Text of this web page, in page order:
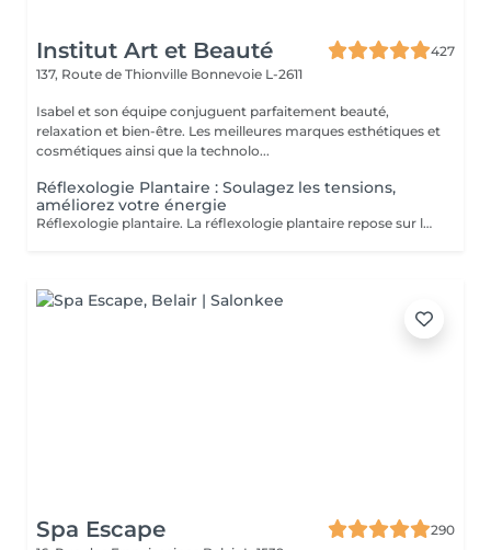
Institut Art et Beauté
427
137, Route de Thionville Bonnevoie L-2611
Isabel et son équipe conjuguent parfaitement beauté,
relaxation et bien-être. Les meilleures marques esthétiques et
cosmétiques ainsi que la technolo...
Réflexologie Plantaire : Soulagez les tensions,
améliorez votre énergie
Réflexologie plantaire. La réflexologie plantaire repose sur le principe que les pieds sont une représentation miniature du corps humain. Chaque terminaison nerveuse correspond à un organe ou une partie de l'organisme. Lorsqu'un organe fonctionne mal, la circulation de l'énergie vitale est entravée, ce qui se répercute au niveau des pieds. Objectifs de la Réflexologie Plantaire La réflexologie vise à stimuler les capacités d'autorégulation du corps. La pression dynamique exercée sur une zone spécifique (zone réflexe) provoque un effet thérapeutique sur l'organe correspondant. Indications Thérapeutiques La réflexologie est indiquée pour les troubles fonctionnels tels que : Gestion du stress Maux de dos Troubles digestifs Migraines Troubles du sommeil Sinusite Douleurs Estheticienne Formée Marie
Spa Escape
290